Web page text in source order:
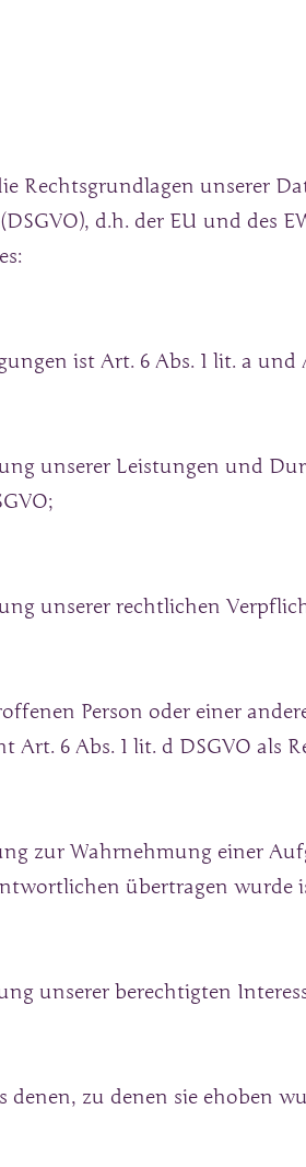
Rechtsgrundlagen unserer
d.h. der EU und des
ist Art. 6 Abs. 1 lit. a und
unserer Leistungen und
unserer rechtlichen
Person oder einer
6 Abs. 1 lit. d DSGVO als
zur Wahrnehmung einer
übertragen wurde
unserer berechtigten
zu denen sie ehoben